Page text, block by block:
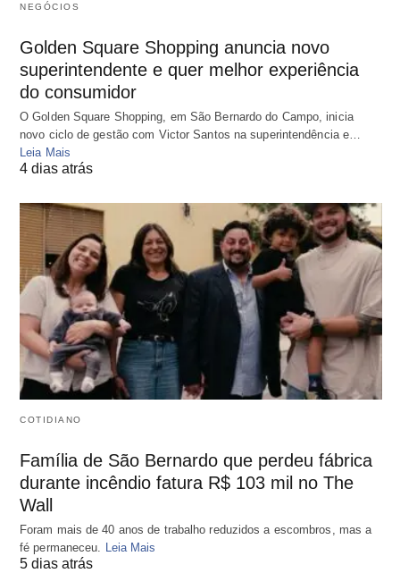
NEGÓCIOS
Golden Square Shopping anuncia novo
superintendente e quer melhor experiência
do consumidor
O Golden Square Shopping, em São Bernardo do Campo, inicia
novo ciclo de gestão com Victor Santos na superintendência e…
Leia Mais
4 dias atrás
COTIDIANO
Família de São Bernardo que perdeu fábrica
durante incêndio fatura R$ 103 mil no The
Wall
Foram mais de 40 anos de trabalho reduzidos a escombros, mas a
fé permaneceu. Leia Mais
5 dias atrás